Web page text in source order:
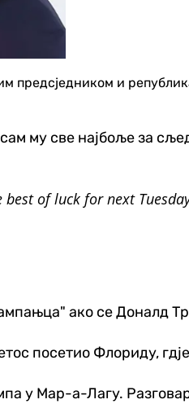
и
му све најбоље за
of luck for next
ако се Доналд
посетио Флориду,
у Мар-а-Лагу.